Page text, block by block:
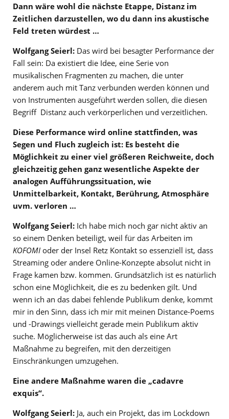
Dann wäre wohl die nächste Etappe, Distanz im
Zeitlichen darzustellen, wo du dann ins akustische
Feld treten würdest …
Wolfgang Seierl: Das wird bei besagter Performance der
Fall sein: Da existiert die Idee, eine Serie von
musikalischen Fragmenten zu machen, die unter
anderem auch mit Tanz verbunden werden können und
von Instrumenten ausgeführt werden sollen, die diesen
Begriff Distanz auch verkörperlichen und verzeitlichen.
Diese Performance wird online stattfinden, was
Segen und Fluch zugleich ist: Es besteht die
Möglichkeit zu einer viel größeren Reichweite, doch
gleichzeitig gehen ganz wesentliche Aspekte der
analogen Aufführungssituation, wie
Unmittelbarkeit, Kontakt, Berührung, Atmosphäre
uvm. verloren …
Wolfgang Seierl: Ich habe mich noch gar nicht aktiv an
so einem Denken beteiligt, weil für das Arbeiten im
KOFOMI oder der Insel Retz Kontakt so essenziell ist, dass
Streaming oder andere Online-Konzepte absolut nicht in
Frage kamen bzw. kommen. Grundsätzlich ist es natürlich
schon eine Möglichkeit, die es zu bedenken gilt. Und
wenn ich an das dabei fehlende Publikum denke, kommt
mir in den Sinn, dass ich mir mit meinen Distance-Poems
und -Drawings vielleicht gerade mein Publikum aktiv
suche. Möglicherweise ist das auch als eine Art
Maßnahme zu begreifen, mit den derzeitigen
Einschränkungen umzugehen.
Eine andere Maßnahme waren die „cadavre
exquis“.
Wolfgang Seierl: Ja, auch ein Projekt, das im Lockdown